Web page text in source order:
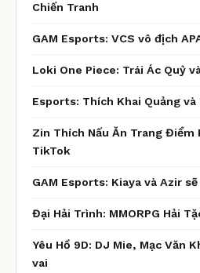
Chiến Tranh
GAM Esports: VCS vô địch
Loki One Piece: Trái Ác Quỷ
Esports: Thích Khai Quảng
Zin Thích Nấu Ăn Trang Điểm
TikTok
GAM Esports: Kiaya và Azir
Đại Hải Trình: MMORPG Hải
Yêu Hồ 9D: DJ Mie, Mạc Văn
vai